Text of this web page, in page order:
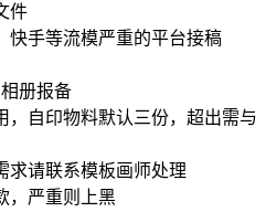
件
快手等流模严重的平台接稿
册报备
，自印物料默认三份，超出需与
求请联系模板画师处理
，严重则上黑